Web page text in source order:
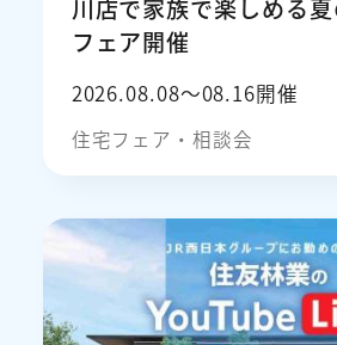
川店で家族で楽しめる
フェア開催
2026.08.08〜08.16開催
住宅フェア・相談会